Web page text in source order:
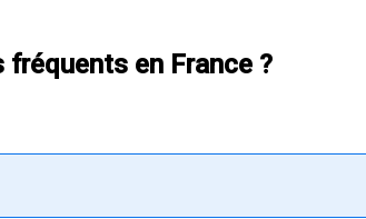
en France ?